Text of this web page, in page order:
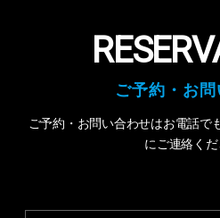
ご予約・お
ご予約・お問い合わせはお電話で
にご連絡くだ